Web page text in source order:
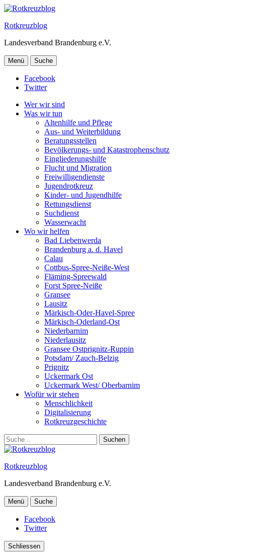
Rotkreuzblog
Landesverband Brandenburg e.V.
Menü Suche
Facebook
Twitter
Wer wir sind
Was wir tun
Altenhilfe und Pflege
Aus- und Weiterbildung
Beratungsstellen
Bevölkerungs- und Katastrophenschutz
Eingliederungshilfe
Flucht und Migration
Freiwilligendienste
Jugendrotkreuz
Kinder- und Jugendhilfe
Rettungsdienst
Suchdienst
Wasserwacht
Wo wir helfen
Bad Liebenwerda
Brandenburg a. d. Havel
Calau
Cottbus-Spree-Neiße-West
Fläming-Spreewald
Forst Spree-Neiße
Gransee
Lausitz
Märkisch-Oder-Havel-Spree
Märkisch-Oderland-Ost
Niederbarnim
Niederlausitz
Gransee Ostprignitz-Ruppin
Potsdam/ Zauch-Belzig
Prignitz
Uckermark Ost
Uckermark West/ Oberbarnim
Wofür wir stehen
Menschlichkeit
Digitalisierung
Rotkreuzgeschichte
Suche
Rotkreuzblog
Landesverband Brandenburg e.V.
Menü Suche
Facebook
Twitter
Schliessen